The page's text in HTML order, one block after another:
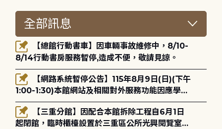
8/14行動書房服務暫停,造成不便，敬請見諒。
1:00-1:30)本館網站及相關對外服務功能因應學術
網路升級更新將暫停服務。
起閉館，臨時櫃檯設置於三重區公所光興閱覽室，